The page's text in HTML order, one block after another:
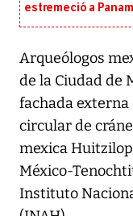
estremeció a
Arqueólogos
de la Ciudad de
fachada
circular de
mexica
México-
Instituto